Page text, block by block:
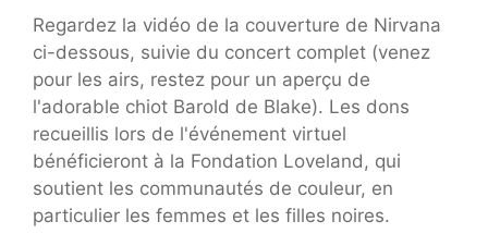
Regardez la vidéo de la couverture de Nirvana
ci-dessous, suivie du concert complet (venez
pour les airs, restez pour un aperçu de
l'adorable chiot Barold de Blake). Les dons
recueillis lors de l'événement virtuel
bénéficieront à la Fondation Loveland, qui
soutient les communautés de couleur, en
particulier les femmes et les filles noires.